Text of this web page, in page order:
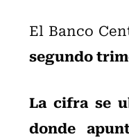
El Banco
segundo
La cifra se
donde